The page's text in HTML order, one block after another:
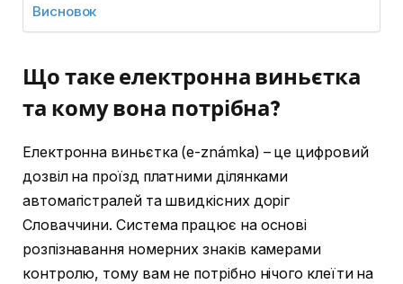
Висновок
Що таке електронна виньєтка
та кому вона потрібна?
Електронна виньєтка (e-známka) – це цифровий
дозвіл на проїзд платними ділянками
автомагістралей та швидкісних доріг
Словаччини. Система працює на основі
розпізнавання номерних знаків камерами
контролю, тому вам не потрібно нічого клеїти на